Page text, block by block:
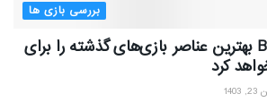
بررسی بازی ها
تیم توسعه Battlefield بهترین عناصر بازی‌های گذشته را برای
کرد